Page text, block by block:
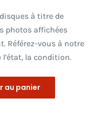
à titre de
photos affichées
Référez-vous à notre
la condition.
au panier